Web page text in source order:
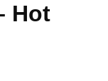
Hot